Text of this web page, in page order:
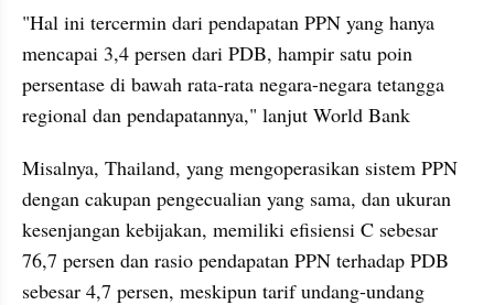
"Hal ini tercermin dari pendapatan PPN yang hanya
mencapai 3,4 persen dari PDB, hampir satu poin
persentase di bawah rata-rata negara-negara tetangga
regional dan pendapatannya," lanjut World Bank
Misalnya, Thailand, yang mengoperasikan sistem PPN
dengan cakupan pengecualian yang sama, dan ukuran
kesenjangan kebijakan, memiliki efisiensi C sebesar
76,7 persen dan rasio pendapatan PPN terhadap PDB
sebesar 4,7 persen, meskipun tarif undang-undang